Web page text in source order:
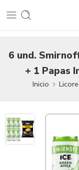
6 und.
+ 1 Papas
Inicio